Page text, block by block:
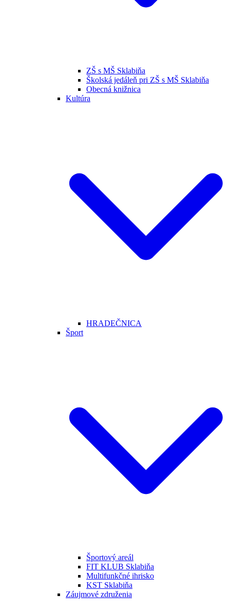
ZŠ s MŠ Sklabiňa
Školská jedáleň pri ZŠ s MŠ Sklabiňa
Obecná knižnica
Kultúra
HRADEČNICA
Šport
Športový areál
FIT KLUB Sklabiňa
Multifunkčné ihrisko
KST Sklabiňa
Záujmové združenia